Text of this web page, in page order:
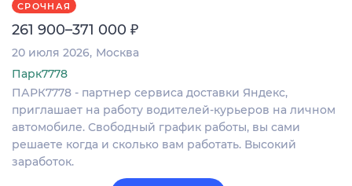
СРОЧНАЯ
261 900–371 000 ₽
20 июля 2026 Москва
Парк7778
ПАРК7778 - партнер сервиса доставки Яндекс,
приглашает на работу водителей-курьеров на личном
автомобиле. Свободный график работы, вы сами
решаете когда и сколько вам работать. Высокий
заработок.